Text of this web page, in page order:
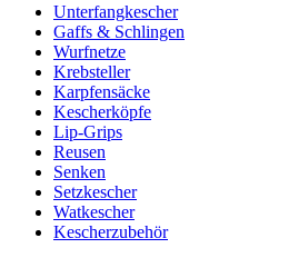
Unterfangkescher
Gaffs & Schlingen
Wurfnetze
Krebsteller
Karpfensäcke
Kescherköpfe
Lip-Grips
Reusen
Senken
Setzkescher
Watkescher
Kescherzubehör